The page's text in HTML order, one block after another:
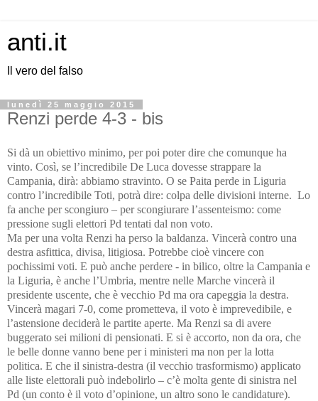
anti.it
Il vero del falso
lunedì 25 maggio 2015
Renzi perde 4-3 - bis
Si dà un obiettivo minimo, per poi poter dire che comunque ha
vinto. Così, se l’incredibile De Luca dovesse strappare la
Campania, dirà: abbiamo stravinto. O se Paita perde in Liguria
contro l’incredibile Toti, potrà dire: colpa delle divisioni interne. Lo
fa anche per scongiuro – per scongiurare l’assenteismo: come
pressione sugli elettori Pd tentati dal non voto.
Ma per una volta Renzi ha perso la baldanza. Vincerà contro una
destra asfittica, divisa, litigiosa. Potrebbe cioè vincere con
pochissimi voti. E può anche perdere - in bilico, oltre la Campania e
la Liguria, è anche l’Umbria, mentre nelle Marche vincerà il
presidente uscente, che è vecchio Pd ma ora capeggia la destra.
Vincerà magari 7-0, come prometteva, il voto è imprevedibile, e
l’astensione deciderà le partite aperte. Ma Renzi sa di avere
buggerato sei milioni di pensionati. E si è accorto, non da ora, che
le belle donne vanno bene per i ministeri ma non per la lotta
politica. E che il sinistra-destra (il vecchio trasformismo) applicato
alle liste elettorali può indebolirlo – c’è molta gente di sinistra nel
Pd (un conto è il voto d’opinione, un altro sono le candidature).